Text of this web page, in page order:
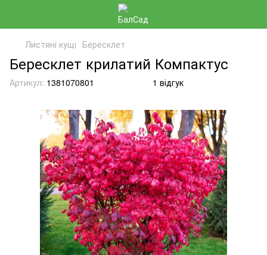
Листяні кущі Бересклет
Бересклет крилатий Компактус
Артикул: 1381070801 1 відгук